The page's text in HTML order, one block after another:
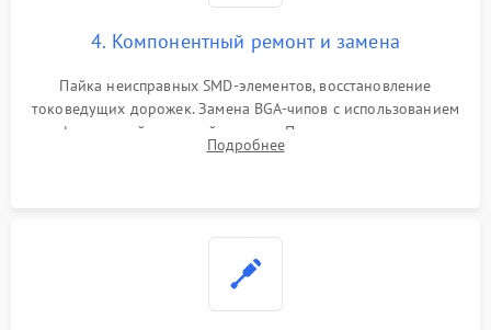
4. Компонентный ремонт и замена
Пайка неисправных SMD-элементов, восстановление
токоведущих дорожек. Замена BGA-чипов с использованием
инфракрасной паяльной станции. Прошивка микросхемы
BIOS или замена поврежденных портов USB
Подробнее